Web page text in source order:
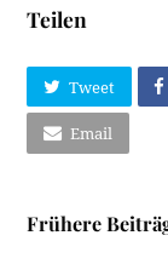
Teilen
Tweet
Email
Frühere